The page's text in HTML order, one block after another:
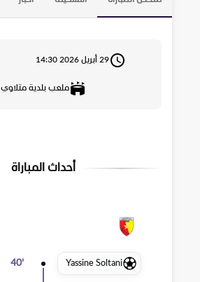
29 أبريل 2026 14:30
ملعب بلدية متلاوي
أحداث المباراة
Yassine Soltani
40'